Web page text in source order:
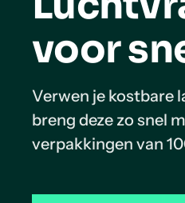
voor
Verwen je kostbare
breng deze zo snel
verpakkingen van